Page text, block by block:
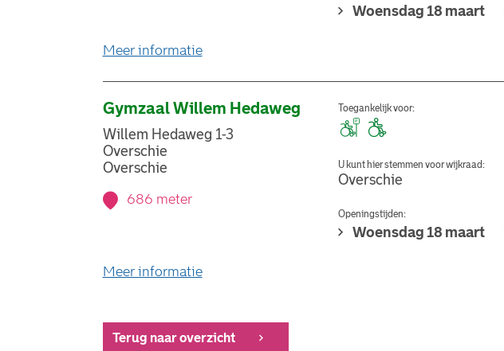
Woensdag 18 maart
Meer informatieover stemlocatie Voetbalvereniging V.O.B.
Gymzaal Willem Hedaweg
Willem Hedaweg 1-3
Overschie
Overschie
686 meter
Toegankelijk voor:
U kunt hier stemmen voor wijkraad:
Overschie
Openingstijden:
Woensdag 18 maart
Meer informatieover stemlocatie Gymzaal Willem Hedaweg
Terug naar overzicht